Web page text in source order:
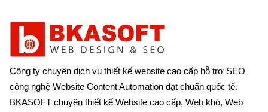
Công ty chuyên dịch vụ thiết kế website cao cấp hỗ trợ SEO
công nghệ Website Content Automation đạt chuẩn quốc tế.
BKASOFT chuyên thiết kế Website cao cấp, Web khó, Web